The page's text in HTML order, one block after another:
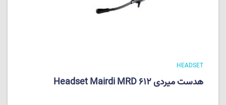
HEADSET
هدست میردی Headset Mairdi MRD 612